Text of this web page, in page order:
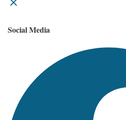
Social Media